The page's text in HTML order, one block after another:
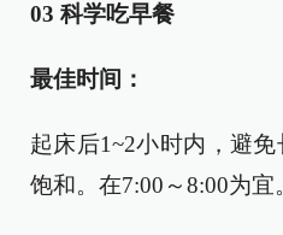
03 科学吃早餐
最佳时间：
起床后1~2小时内，避
饱和。在7:00～8:00为宜